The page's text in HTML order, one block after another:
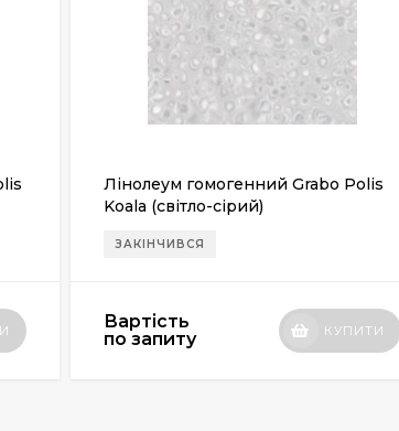
Лінолеум гомогенний Grabo Polis
Koala (світло-сірий)
ЗАКІНЧИВСЯ
Вартість
по запиту
КУПИТИ